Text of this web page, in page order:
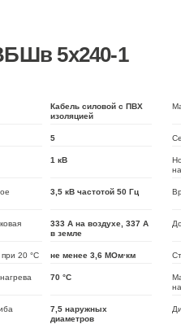
5х240-1
Кабель силовой с ПВХ
изоляцией
5
1 кВ
3,5 кВ частотой 50 Гц
333 А на воздухе, 337 А
в земле
20 °C не менее 3,6 МОм·км
70 °C
7,5 наружных
диаметров